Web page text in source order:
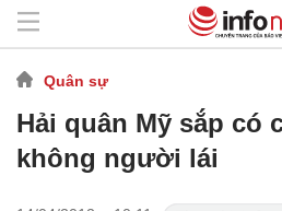
Quân sự
Hải quân Mỹ sắp có
không người lái